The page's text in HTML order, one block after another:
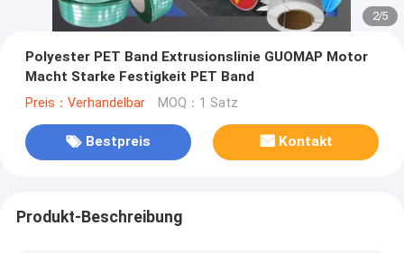
2/5
Polyester PET Band Extrusionslinie GUOMAP Motor
Macht Starke Festigkeit PET Band
Preis：Verhandelbar MOQ：1 Satz
Bestpreis Kontakt
Produkt-Beschreibung